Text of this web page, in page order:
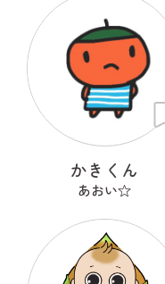
かきくん
あおい☆